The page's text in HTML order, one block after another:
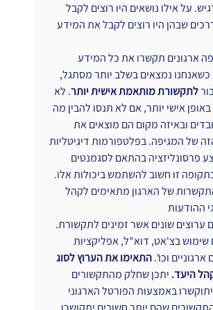
על אילו נושאים היו רוצים לקבל
שבהן היו רוצים לקבל את המידע
ארגונים תקשרו את כל המידע
כשאנחנו נמצאים בשלב יותר מסתגל,
לתקשורת מותאמת אישית יותר. לא
אישי יותר, אם לא תנסו להבין מה
ובאיזה מקום הם מוצאים את
של המגיפה. בפלטפורמות דיגיטליות
פרסונליזציה בהתאם לסגמנטים
זו חשוב להשתמש ביכולות אלו.
של הארגון מתאימים לקהל
ההודעות
ערוצים שונים אשר זמינים לתקשורת.
שימוש בצ'אט, דוא"ל, אפליקציות
ארגוניים וכו'. התאימו את הערוץ לסוג
היעד. יתכן שחלק מהתקשורים
באמצעות הפורטל הארגוני